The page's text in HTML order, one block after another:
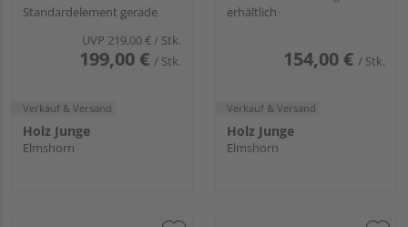
Standardelement gerade
UVP 219,00 €/ Stk.
199,00 € / Stk.
Verkauf & Versand
Holz Junge
Elmshorn
erhältlich
154,00 € / Stk.
Verkauf & Versand
Holz Junge
Elmshorn